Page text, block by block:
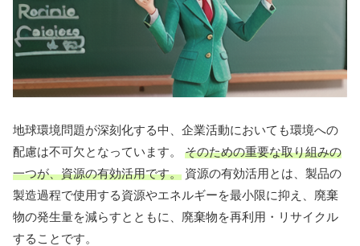
地球環境問題が深刻化する中、企業活動においても環境への
配慮は不可欠となっています。 そのための重要な取り組みの
一つが、資源の有効活用です。 資源の有効活用とは、製品の
製造過程で使用する資源やエネルギーを最小限に抑え、廃棄
物の発生量を減らすとともに、廃棄物を再利用・リサイクル
することです。